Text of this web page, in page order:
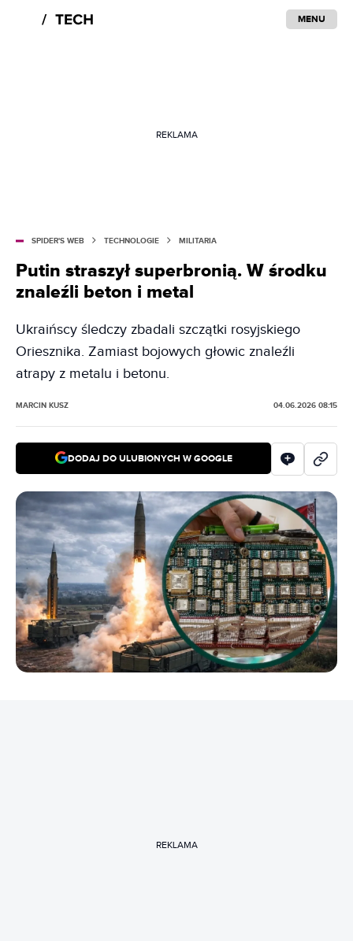
MENU
REKLAMA
SPIDER'S WEB TECHNOLOGIE MILITARIA
Putin straszył superbronią. W środku
znaleźli beton i metal
Ukraińscy śledczy zbadali szczątki rosyjskiego
Oriesznika. Zamiast bojowych głowic znaleźli
atrapy z metalu i betonu.
MARCIN KUSZ 04.06.2026 08:15
DODAJ DO ULUBIONYCH W GOOGLE
REKLAMA